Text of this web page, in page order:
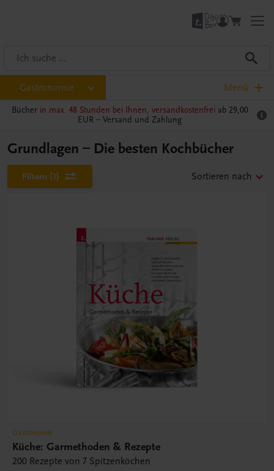
Gastronomie Menü
Bücher in max. 48 Stunden bei Ihnen, versandkostenfrei ab 29,00
EUR – Versand und Zahlung
Grundlagen – Die besten Kochbücher
Filtern (1) Sortieren nach
Gastronomie
Küche: Garmethoden & Rezepte
200 Rezepte von 7 Spitzenköchen